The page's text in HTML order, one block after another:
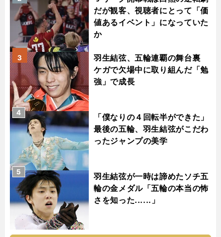
だが観客、視聴者にとって「価
値あるイベント」になっていた
か
羽生結弦、五輪連覇の舞台裏
ケガで欠場中に取り組んだ「勉
強」で成長
3
「僕なりの４回転半ができた」
最後の五輪、羽生結弦がこだわ
ったジャンプの美学
4
羽生結弦が一時は諦めたソチ五
輪の金メダル「五輪の本当の怖
さを知った......」
5